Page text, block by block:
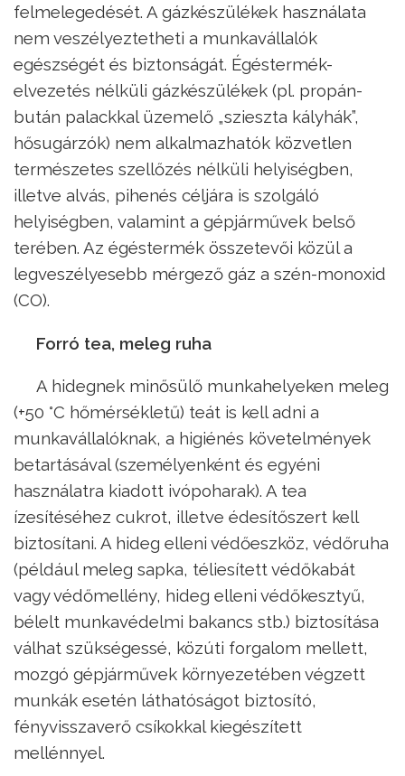
felmelegedését. A gázkészülékek használata
nem veszélyeztetheti a munkavállalók
egészségét és biztonságát. Égéstermék-
elvezetés nélküli gázkészülékek (pl. propán-
bután palackkal üzemelő „szieszta kályhák”,
hősugárzók) nem alkalmazhatók közvetlen
természetes szellőzés nélküli helyiségben,
illetve alvás, pihenés céljára is szolgáló
helyiségben, valamint a gépjárművek belső
terében. Az égéstermék összetevői közül a
legveszélyesebb mérgező gáz a szén-monoxid
(CO).
Forró tea, meleg ruha
A hidegnek minősülő munkahelyeken meleg
(+50 °C hőmérsékletű) teát is kell adni a
munkavállalóknak, a higiénés követelmények
betartásával (személyenként és egyéni
használatra kiadott ivópoharak). A tea
ízesítéséhez cukrot, illetve édesítőszert kell
biztosítani. A hideg elleni védőeszköz, védőruha
(például meleg sapka, téliesített védőkabát
vagy védőmellény, hideg elleni védőkesztyű,
bélelt munkavédelmi bakancs stb.) biztosítása
válhat szükségessé, közúti forgalom mellett,
mozgó gépjárművek környezetében végzett
munkák esetén láthatóságot biztosító,
fényvisszaverő csíkokkal kiegészített
mellénnyel.